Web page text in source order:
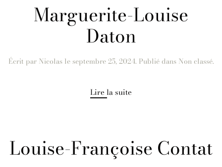
Marguerite-Louise
Daton
Écrit par Nicolasleseptembre 25, 2024. Publié dans Non classé.
Lire la suite
Louise-Françoise Contat